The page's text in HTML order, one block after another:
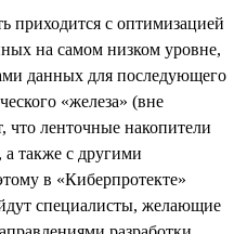
приходится с оптимизацией
на самом низком уровне,
данных для последующего
«железа» (вне
что ленточные накопители
также с другими
в «Киберпротекте»
специалисты, желающие